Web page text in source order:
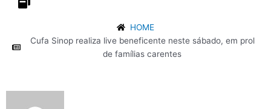
HOME
Cufa Sinop realiza live beneficente neste sábado, em prol
de famílias carentes